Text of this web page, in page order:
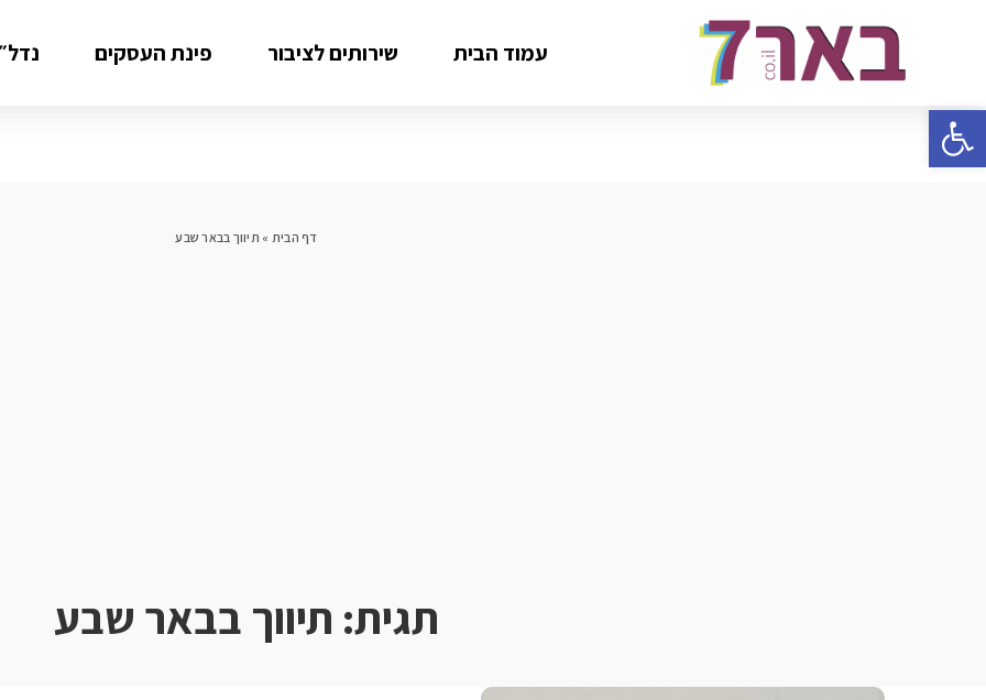
פתח סרגל נגישות
עמוד הבית שירותים לציבור פינת העסקים
דף הבית » תיווך בבאר שבע
תגית: תיווך בבאר שבע